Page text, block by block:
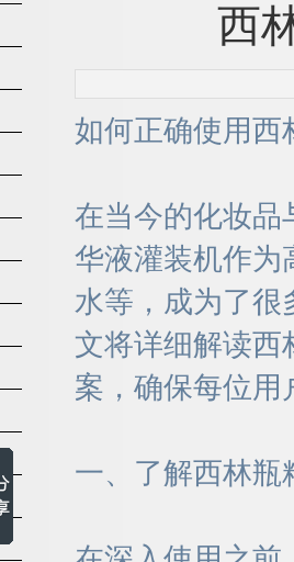
西
如何正确使用西
在当今的化妆品
华液灌装机作为
水等，成为了很
文将详细解读西
案，确保每位用
一、了解西林瓶